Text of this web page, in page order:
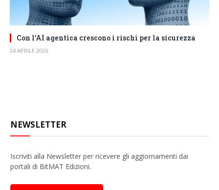
Con l’AI agentica crescono i rischi per la sicurezza
24 APRILE 2026
NEWSLETTER
Iscriviti alla Newsletter per ricevere gli aggiornamenti dai
portali di BitMAT Edizioni.